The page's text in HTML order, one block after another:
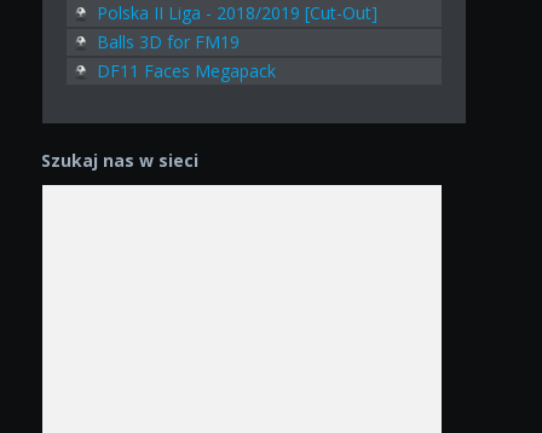
Polska II Liga - 2018/2019 [Cut-Out]
Balls 3D for FM19
DF11 Faces Megapack
Szukaj nas w sieci